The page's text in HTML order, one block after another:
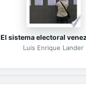
El sistema electoral
Luis Enrique Lander